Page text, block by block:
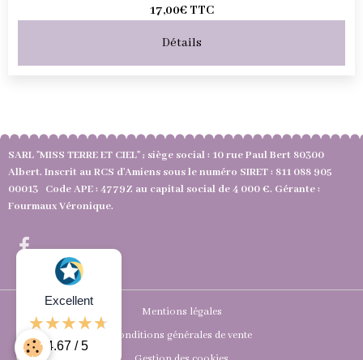
17,00€ TTC
Détails
SARL "MISS TERRE ET CIEL" ; siège social : 10 rue Paul Bert 80300
Albert. Inscrit au RCS d'Amiens sous le numéro SIRET : 811 088 905
00013 Code APE : 4779Z au capital social de 4 000 €. Gérante :
Fourmaux Véronique.
Mentions légales
Conditions générales de vente
Excellent
4.67 / 5